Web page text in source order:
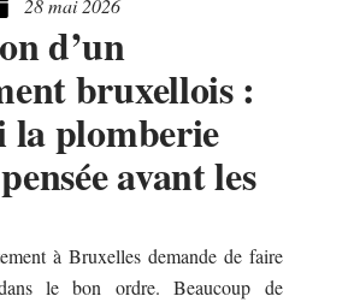
28 mai 2026
d’un
bruxellois :
la plomberie
avant les
à Bruxelles demande de faire
le bon ordre. Beaucoup de